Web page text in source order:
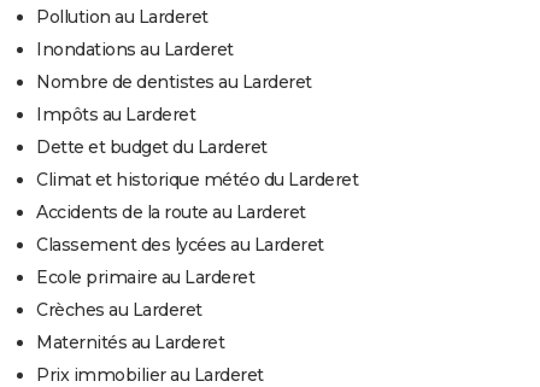
Pollution au Larderet
Inondations au Larderet
Nombre de dentistes au Larderet
Impôts au Larderet
Dette et budget du Larderet
Climat et historique météo du Larderet
Accidents de la route au Larderet
Classement des lycées au Larderet
Ecole primaire au Larderet
Crèches au Larderet
Maternités au Larderet
Prix immobilier au Larderet